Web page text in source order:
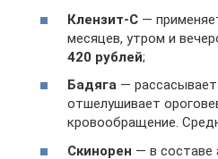
Клензит-С —
месяцев, утром и
420 рублей;
Бадяга —
отшелушивает
кровообращение.
Скинорен — в составе